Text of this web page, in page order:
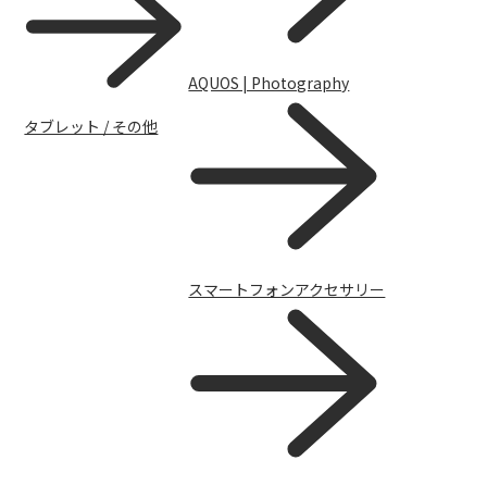
タブレット / その他
AQUOS | Photography
スマートフォンアクセサリー